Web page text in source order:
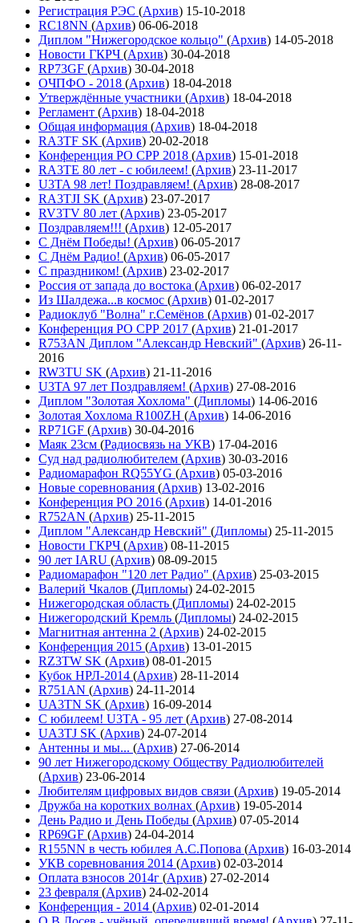
Регистрация РЭС (Архив) 15-10-2018
RC18NN (Архив) 06-06-2018
Диплом "Нижегородское кольцо" (Архив) 14-05-2018
Новости ГКРЧ (Архив) 30-04-2018
RP73GF (Архив) 30-04-2018
ОЧПФО - 2018 (Архив) 18-04-2018
Утверждённые участники (Архив) 18-04-2018
Регламент (Архив) 18-04-2018
Общая информация (Архив) 18-04-2018
RA3TF SK (Архив) 20-02-2018
Конференция РО СРР 2018 (Архив) 15-01-2018
RA3TE 80 лет - с юбилеем! (Архив) 23-11-2017
U3TA 98 лет! Поздравляем! (Архив) 28-08-2017
RA3TJI SK (Архив) 23-07-2017
RV3TV 80 лет (Архив) 23-05-2017
Поздравляем!!! (Архив) 12-05-2017
С Днём Победы! (Архив) 06-05-2017
С Днём Радио! (Архив) 06-05-2017
С праздником! (Архив) 23-02-2017
Россия от запада до востока (Архив) 06-02-2017
Из Шалдежа...в космос (Архив) 01-02-2017
Радиоклуб "Волна" г.Семёнов (Архив) 01-02-2017
Конференция РО СРР 2017 (Архив) 21-01-2017
R753AN Диплом "Александр Невский" (Архив) 26-11-
2016
RW3TU SK (Архив) 21-11-2016
U3TA 97 лет Поздравляем! (Архив) 27-08-2016
Диплом "Золотая Хохлома" (Дипломы) 14-06-2016
Золотая Хохлома R100ZH (Архив) 14-06-2016
RP71GF (Архив) 30-04-2016
Маяк 23см (Радиосвязь на УКВ) 17-04-2016
Суд над радиолюбителем (Архив) 30-03-2016
Радиомарафон RQ55YG (Архив) 05-03-2016
Новые соревнования (Архив) 13-02-2016
Конференция РО 2016 (Архив) 14-01-2016
R752AN (Архив) 25-11-2015
Диплом "Александр Невский" (Дипломы) 25-11-2015
Новости ГКРЧ (Архив) 08-11-2015
90 лет IARU (Архив) 08-09-2015
Радиомарафон "120 лет Радио" (Архив) 25-03-2015
Валерий Чкалов (Дипломы) 24-02-2015
Нижегородская область (Дипломы) 24-02-2015
Нижегородский Кремль (Дипломы) 24-02-2015
Магнитная антенна 2 (Архив) 24-02-2015
Конференция 2015 (Архив) 13-01-2015
RZ3TW SK (Архив) 08-01-2015
Кубок НРЛ-2014 (Архив) 28-11-2014
R751AN (Архив) 24-11-2014
UA3TN SK (Архив) 16-09-2014
С юбилеем! U3TA - 95 лет (Архив) 27-08-2014
UA3TJ SK (Архив) 24-07-2014
Антенны и мы... (Архив) 27-06-2014
90 лет Нижегородскому Обществу Радиолюбителей
(Архив) 23-06-2014
Любителям цифровых видов связи (Архив) 19-05-2014
Дружба на коротких волнах (Архив) 19-05-2014
День Радио и День Победы (Архив) 07-05-2014
RP69GF (Архив) 24-04-2014
R155NN в честь юбилея А.С.Попова (Архив) 16-03-2014
УКВ соревнования 2014 (Архив) 02-03-2014
Оплата взносов 2014г (Архив) 27-02-2014
23 февраля (Архив) 24-02-2014
Конференция - 2014 (Архив) 02-01-2014